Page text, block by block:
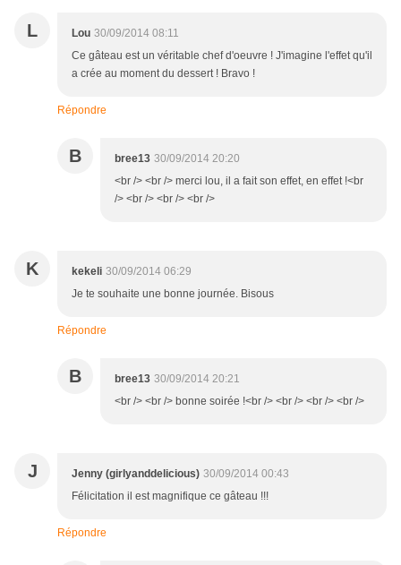
L Lou 30/09/2014 08:11
Ce gâteau est un véritable chef d'oeuvre ! J'imagine l'effet qu'il
a crée au moment du dessert ! Bravo !
Répondre
B bree13 30/09/2014 20:20
<br /> <br /> merci lou, il a fait son effet, en effet !<br
/> <br /> <br /> <br />
K kekeli 30/09/2014 06:29
Je te souhaite une bonne journée. Bisous
Répondre
B bree13 30/09/2014 20:21
<br /> <br /> bonne soirée !<br /> <br /> <br /> <br />
J Jenny (girlyanddelicious) 30/09/2014 00:43
Félicitation il est magnifique ce gâteau !!!
Répondre